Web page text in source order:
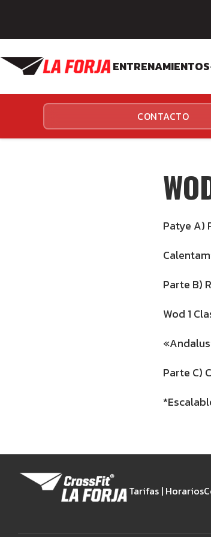
ENTRENAMIENTOS
CROSSFIT
FUNCIONALES
CONTACTO
Patye A)
Parte B)
Wod 1
Parte C)
Tarifas | Horarios